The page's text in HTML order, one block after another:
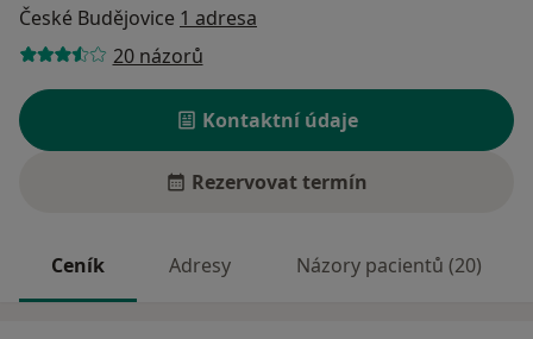
České Budějovice 1 adresa
20 názorů
Kontaktní údaje
Rezervovat termín
Ceník Adresy Názory pacientů (20)